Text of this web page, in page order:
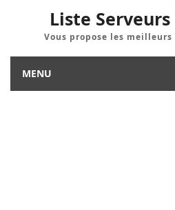
Liste
Vous propose les
MENU